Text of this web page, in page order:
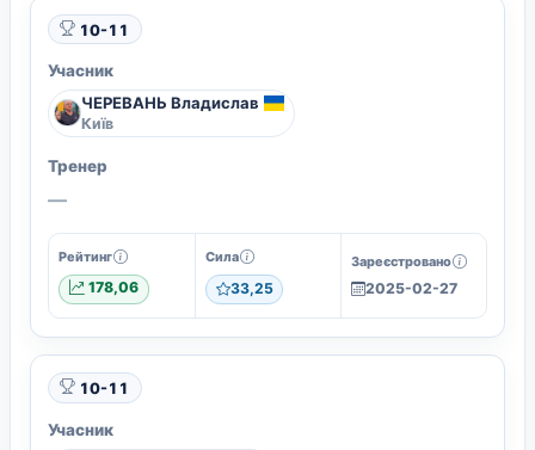
10-11
Учасник
ЧЕРЕВАНЬ Владислав
Київ
Тренер
—
Рейтинг
178,06
Сила
33,25
Зареєстровано
2025-02-27
10-11
Учасник